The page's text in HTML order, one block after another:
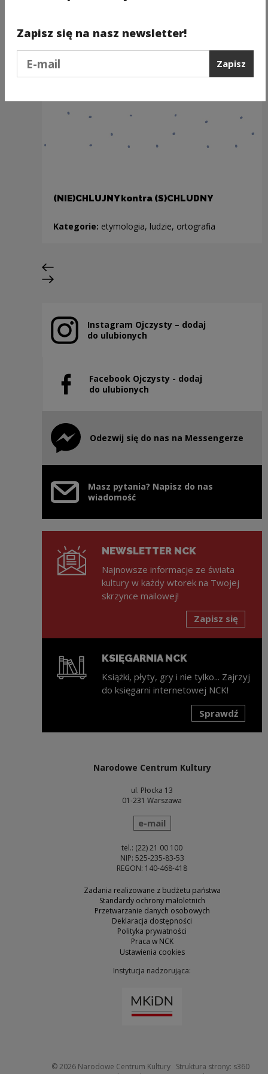
(NIE)CHLUJNY kontra (S)CHLUDNY
Kategorie: etymologia, ludzie, ortografia
Poprzedni slajd
Następny slajd
Instagram Ojczysty – dodaj
do ulubionych
Uwaga, link zostanie otwarty w nowym oknie
Facebook Ojczysty - dodaj
do ulubionych
Uwaga, link zostanie otwarty w nowym oknie
Odezwij się do nas na Messengerze
Uwaga, link zostanie otwarty w nowym oknie
Masz pytania? Napisz do nas
wiadomość
NEWSLETTER NCK
Najnowsze informacje ze świata
kultury w każdy wtorek na Twojej
skrzynce mailowej!
Zapisz się
KSIĘGARNIA NCK
Książki, płyty, gry i nie tylko... Zajrzyj
do księgarni internetowej NCK!
Sprawdź
Narodowe Centrum Kultury
ul. Płocka 13
01-231 Warszawa
wyślij wiadomość
e-mail
tel.: (22) 21 00 100
NIP: 525-235-83-53
REGON: 140-468-418
Zadania realizowane z budżetu państwa
Standardy ochrony małoletnich
Przetwarzanie danych osobowych
Deklaracja dostępności
Polityka prywatności
Praca w NCK
Ustawienia cookies
Instytucja nadzorująca:
© 2026 Narodowe Centrum KulturyStruktura strony: s360
Zapisz się na nasz newsletter!
Zapisz